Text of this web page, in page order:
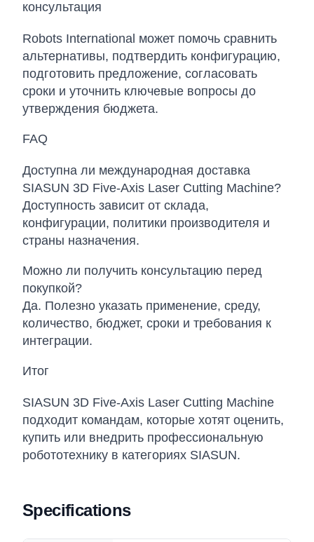
консультация
Robots International может помочь сравнить
альтернативы, подтвердить конфигурацию,
подготовить предложение, согласовать
сроки и уточнить ключевые вопросы до
утверждения бюджета.
FAQ
Доступна ли международная доставка
SIASUN 3D Five-Axis Laser Cutting Machine?
Доступность зависит от склада,
конфигурации, политики производителя и
страны назначения.
Можно ли получить консультацию перед
покупкой?
Да. Полезно указать применение, среду,
количество, бюджет, сроки и требования к
интеграции.
Итог
SIASUN 3D Five-Axis Laser Cutting Machine
подходит командам, которые хотят оценить,
купить или внедрить профессиональную
робототехнику в категориях SIASUN.
Specifications